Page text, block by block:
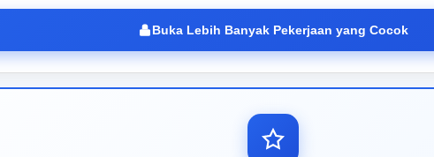
Buka Lebih Banyak Pekerjaan yang Cocok